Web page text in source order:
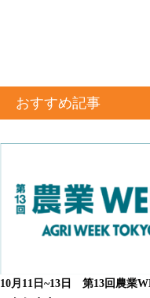
おすすめ記事
10月11日~13日 第13回農業